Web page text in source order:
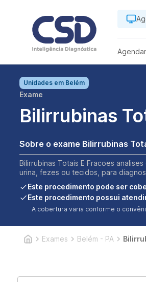
Agendar
Unidades em Belém
Exame
Bilirrubinas
Sobre o exame Bilirrubinas
Bilirrubinas Totais E Fracoes
urina, fezes ou tecidos, para
Este procedimento pode ser
Este procedimento possui
A cobertura varia conforme o
Exames Belém - PA